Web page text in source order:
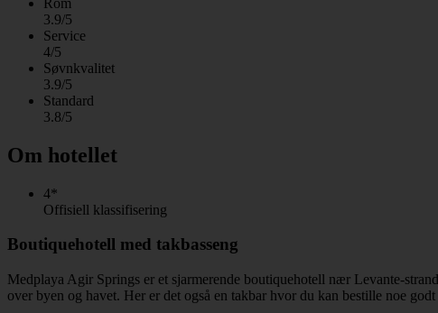
3.9/5
Service
4/5
Søvnkvalitet
3.9/5
Standard
3.8/5
Om hotellet
4*
Offisiell klassifisering
Boutiquehotell med takbasseng
Medplaya Agir Springs er et sjarmerende boutiquehotell nær Levante-
over byen og havet. Her er det også en takbar hvor du kan bestille noe